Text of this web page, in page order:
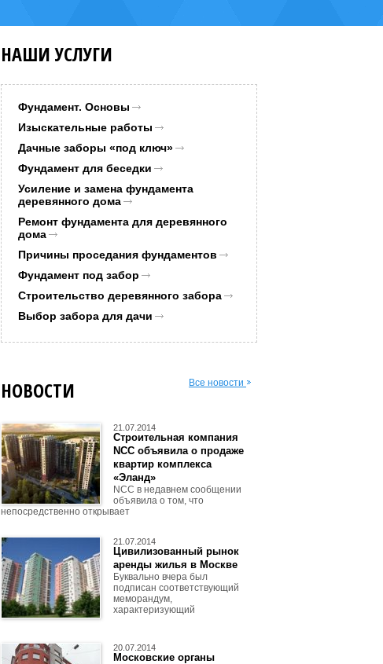
НАШИ УСЛУГИ
Фундамент. Основы
Изыскательные работы
Дачные заборы «под ключ»
Фундамент для беседки
Усиление и замена фундамента
деревянного дома
Ремонт фундамента для деревянного
дома
Причины проседания фундаментов
Фундамент под забор
Строительство деревянного забора
Выбор забора для дачи
НОВОСТИ Все новости
21.07.2014
Строительная компания
NCC объявила о продаже
квартир комплекса
«Эланд»
NCC в недавнем сообщении
объявила о том, что
непосредственно открывает
21.07.2014
Цивилизованный рынок
аренды жилья в Москве
Буквально вчера был
подписан соответствующий
меморандум,
характеризующий
20.07.2014
Московские органы